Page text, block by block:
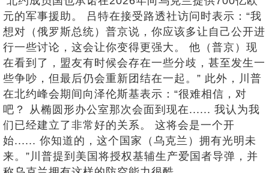
元的军事援助。 吕特在接受路透社访问时表示：“我
想对（俄罗斯总统）普京说，你应该多让自己公开进
行一些讨论，这会让你变得更强大。 他（普京）现
在看到了，盟友有时候会存在一些分歧，甚至发生一
些争吵，但最后仍会重新团结在一起。” 此外，川普
在北约峰会期间向泽伦斯基表示：“很难相信，对
吧？ 从椭圆形办公室那次会面到现在...... 我认为我
们已经建立了非常好的关系。 这将会是一个开
始...... 你知道的，这个国家（乌克兰）拥有光明未
来。”川普提到美国将授权基辅生产爱国者导弹，并